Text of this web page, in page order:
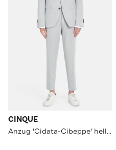
CINQUE
Anzug 'Cidata-Cibeppe' hellgrau